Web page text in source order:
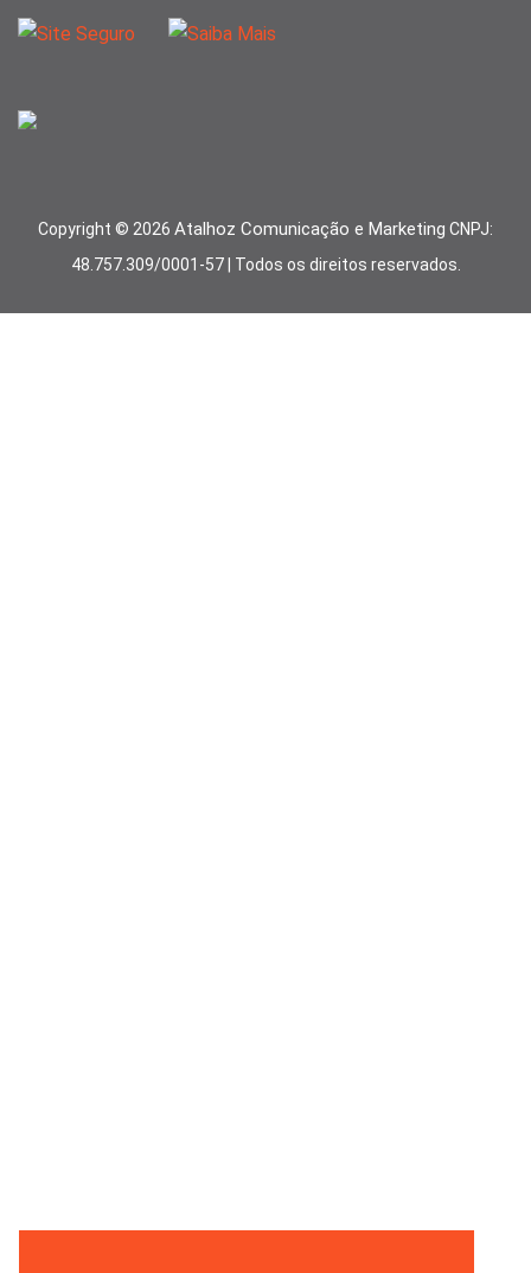
Copyright © 2026 Atalhoz Comunicação e Marketing CNPJ:
48.757.309/0001-57 | Todos os direitos reservados.